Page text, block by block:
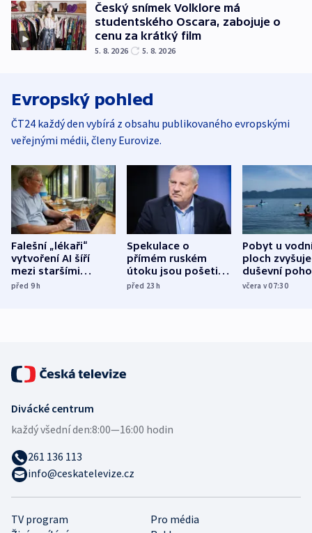
Český snímek Volklore má
studentského Oscara, zabojuje o
cenu za krátký film
5. 8. 2026 5. 8. 2026
Evropský pohled
ČT24 každý den vybírá z obsahu publikovaného evropskými
veřejnými médii, členy Eurovize.
Falešní „lékaři“
vytvoření AI šíří
mezi staršími
Poláky nebezpečné
před 9h
Spekulace o
přímém ruském
útoku jsou pošetilé,
míní estonský
před 23h
Pobyt u
ploch zvyšuje
duševní
ukázala
včera v 07:30
TV program
Pro média
Divácké centrum
každý všední den:8:00—16:00 hodin
261 136 113
info@ceskatelevize.cz